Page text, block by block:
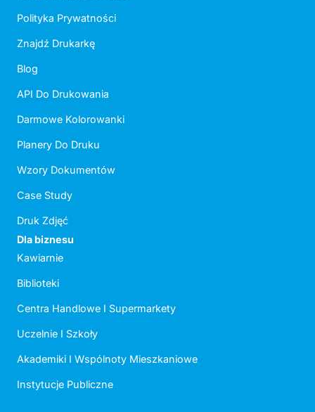
Polityka Prywatności
Znajdź Drukarkę
Blog
API Do Drukowania
Darmowe Kolorowanki
Planery Do Druku
Wzory Dokumentów
Case Study
Druk Zdjęć
Dla biznesu
Kawiarnie
Biblioteki
Centra Handlowe I Supermarkety
Uczelnie I Szkoły
Akademiki I Wspólnoty Mieszkaniowe
Instytucje Publiczne